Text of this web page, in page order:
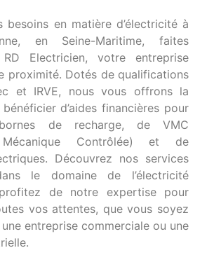
besoins en matière d’électricité à
en Seine-Maritime, faites
Electricien, votre entreprise
proximité. Dotés de qualifications
et IRVE, nous vous offrons la
d’aides financières pour
de recharge, de VMC
Mécanique Contrôlée) et de
Découvrez nos services
le domaine de l’électricité
de notre expertise pour
vos attentes, que vous soyez
entreprise commerciale ou une